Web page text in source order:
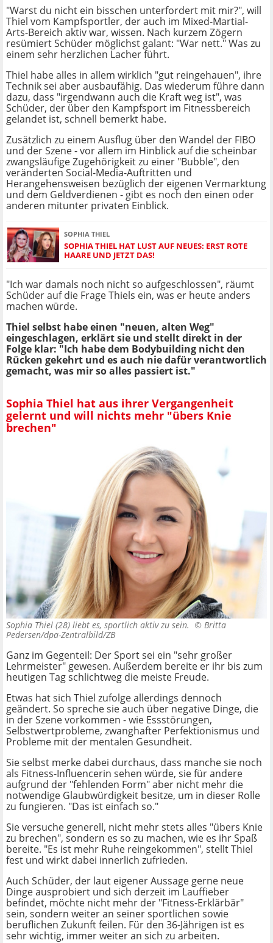
"Warst du nicht ein bisschen unterfordert mit mir?", will
Thiel vom Kampfsportler, der auch im Mixed-Martial-
Arts-Bereich aktiv war, wissen. Nach kurzem Zögern
resümiert Schüder möglichst galant: "War nett." Was zu
einem sehr herzlichen Lacher führt.
Thiel habe alles in allem wirklich "gut reingehauen", ihre
Technik sei aber ausbaufähig. Das wiederum führe dann
dazu, dass "irgendwann auch die Kraft weg ist", was
Schüder, der über den Kampfsport im Fitnessbereich
gelandet ist, schnell bemerkt habe.
Zusätzlich zu einem Ausflug über den Wandel der FIBO
und der Szene - vor allem im Hinblick auf die scheinbar
zwangsläufige Zugehörigkeit zu einer "Bubble", den
veränderten Social-Media-Auftritten und
Herangehensweisen bezüglich der eigenen Vermarktung
und dem Geldverdienen - gibt es noch den einen oder
anderen mitunter privaten Einblick.
SOPHIA THIEL
SOPHIA THIEL HAT LUST AUF NEUES: ERST ROTE
HAARE UND JETZT DAS!
"Ich war damals noch nicht so aufgeschlossen", räumt
Schüder auf die Frage Thiels ein, was er heute anders
machen würde.
Thiel selbst habe einen "neuen, alten Weg"
eingeschlagen, erklärt sie und stellt direkt in der
Folge klar: "Ich habe dem Bodybuilding nicht den
Rücken gekehrt und es auch nie dafür verantwortlich
gemacht, was mir so alles passiert ist."
Sophia Thiel hat aus ihrer Vergangenheit
gelernt und will nichts mehr "übers Knie
brechen"
Sophia Thiel (28) liebt es, sportlich aktiv zu sein. © Britta
Pedersen/dpa-Zentralbild/ZB
Ganz im Gegenteil: Der Sport sei ein "sehr großer
Lehrmeister" gewesen. Außerdem bereite er ihr bis zum
heutigen Tag schlichtweg die meiste Freude.
Etwas hat sich Thiel zufolge allerdings dennoch
geändert. So spreche sie auch über negative Dinge, die
in der Szene vorkommen - wie Essstörungen,
Selbstwertprobleme, zwanghafter Perfektionismus und
Probleme mit der mentalen Gesundheit.
Sie selbst merke dabei durchaus, dass manche sie noch
als Fitness-Influencerin sehen würde, sie für andere
aufgrund der "fehlenden Form" aber nicht mehr die
notwendige Glaubwürdigkeit besitze, um in dieser Rolle
zu fungieren. "Das ist einfach so."
Sie versuche generell, nicht mehr stets alles "übers Knie
zu brechen", sondern es so zu machen, wie es ihr Spaß
bereite. "Es ist mehr Ruhe reingekommen", stellt Thiel
fest und wirkt dabei innerlich zufrieden.
Auch Schüder, der laut eigener Aussage gerne neue
Dinge ausprobiert und sich derzeit im Lauffieber
befindet, möchte nicht mehr der "Fitness-Erklärbär"
sein, sondern weiter an seiner sportlichen sowie
beruflichen Zukunft feilen. Für den 36-Jährigen ist es
sehr wichtig, immer weiter an sich zu arbeiten.